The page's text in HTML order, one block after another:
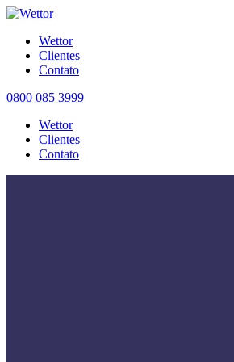
Wettor
Clientes
Contato
0800 085 3999
Wettor
Clientes
Contato